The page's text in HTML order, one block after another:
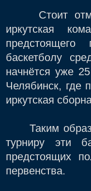
Стоит
иркутская
баскетболу
начнётся уже
Челябинск, где
иркутская
Таким
турниру эти
предстоящих
первенства.